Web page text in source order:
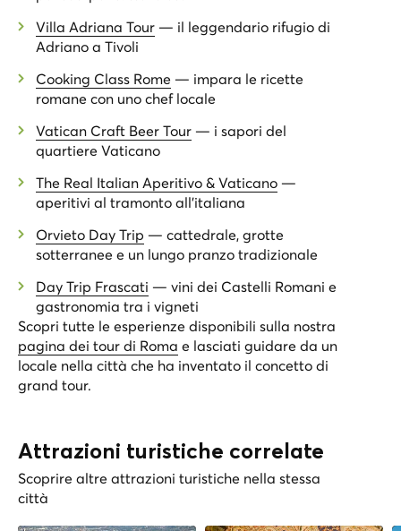
Villa Adriana Tour — il leggendario rifugio di
Adriano a Tivoli
Cooking Class Rome — impara le ricette
romane con uno chef locale
Vatican Craft Beer Tour — i sapori del
quartiere Vaticano
The Real Italian Aperitivo & Vaticano —
aperitivi al tramonto all’italiana
Orvieto Day Trip — cattedrale, grotte
sotterranee e un lungo pranzo tradizionale
Day Trip Frascati — vini dei Castelli Romani e
gastronomia tra i vigneti
Scopri tutte le esperienze disponibili sulla nostra
pagina dei tour di Roma e lasciati guidare da un
locale nella città che ha inventato il concetto di
grand tour.
Attrazioni turistiche correlate
Scoprire altre attrazioni turistiche nella stessa
città